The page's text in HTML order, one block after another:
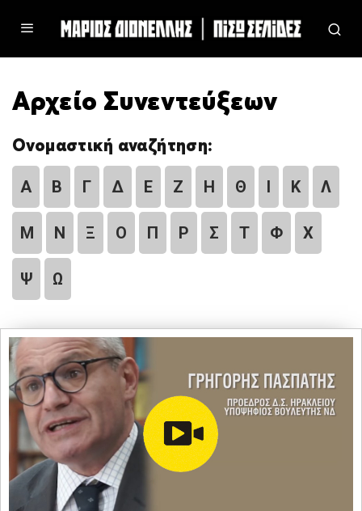
Αρχείο Συνεντεύξεων
Ονομαστική αναζήτηση:
Α Β Γ Δ Ε Ζ Η Θ Ι Κ Λ
Μ Ν Ξ Ο Π Ρ Σ Τ Φ Χ
Ψ Ω